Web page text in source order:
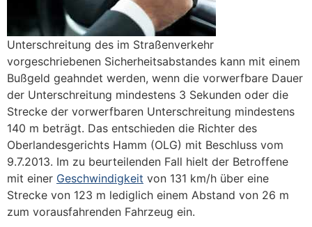
Unterschreitung des im Straßenverkehr
vorgeschriebenen Sicherheitsabstandes kann mit einem
Bußgeld geahndet werden, wenn die vorwerfbare Dauer
der Unterschreitung mindestens 3 Sekunden oder die
Strecke der vorwerfbaren Unterschreitung mindestens
140 m beträgt. Das entschieden die Richter des
Oberlandesgerichts Hamm (OLG) mit Beschluss vom
9.7.2013. Im zu beurteilenden Fall hielt der Betroffene
mit einer Geschwindigkeit von 131 km/h über eine
Strecke von 123 m lediglich einem Abstand von 26 m
zum vorausfahrenden Fahrzeug ein.